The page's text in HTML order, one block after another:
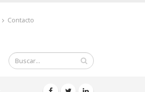
Contacto
Buscar